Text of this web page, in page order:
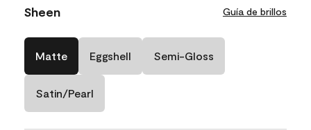
Sheen Guía de brillos
Matte Eggshell Semi-Gloss
Satin/Pearl